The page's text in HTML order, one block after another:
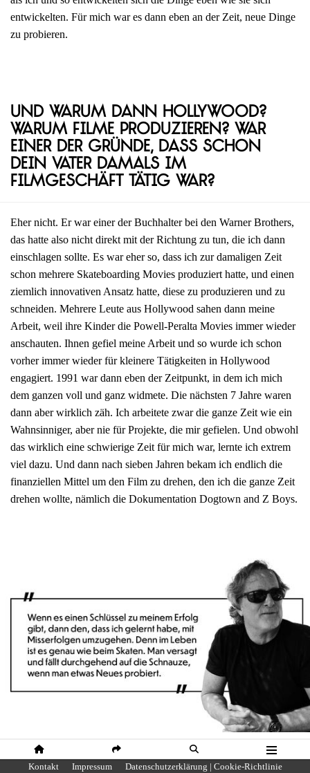
HOME SHARE SUCHE MENÜ
entwickelten. Für mich war es dann eben an der Zeit, neue Dinge
zu probieren.
Und warum dann Hollywood?
Warum Filme produzieren? War
einer der Gründe, dass schon
dein Vater damals im
Filmgeschäft tätig war?
Eher nicht. Er war einer der Buchhalter bei den Warner Brothers,
das hatte also nicht direkt mit der Richtung zu tun, die ich dann
einschlagen sollte. Es war eher so, dass ich zur damaligen Zeit
schon mehrere Skateboarding Movies produziert hatte, und einen
ziemlich innovativen Ansatz hatte, diese zu produzieren und zu
schneiden. Mehrere Leute aus Hollywood sahen dann meine
Arbeit, weil ihre Kinder die Powell-Peralta Movies immer wieder
anschauten. Ihnen gefiel meine Arbeit und so wurde ich schon
vorher immer wieder für kleinere Tätigkeiten in Hollywood
engagiert. 1991 war dann eben der Zeitpunkt, in dem ich mich
dem ganzen voll und ganz widmete. Die nächsten 7 Jahre waren
dann aber wirklich zäh. Ich arbeitete zwar die ganze Zeit wie ein
Wahnsinniger, aber nie für Projekte, die mir gefielen. Und obwohl
das wirklich eine schwierige Zeit für mich war, lernte ich extrem
viel dazu. Und dann nach sieben Jahren bekam ich endlich die
finanziellen Mittel um den Film zu drehen, den ich die ganze Zeit
drehen wollte, nämlich die Dokumentation Dogtown and Z Boys.
Foto: Thibaut Paruite
Kontakt Impressum Datenschutzerklärung | Cookie-Richtlinie